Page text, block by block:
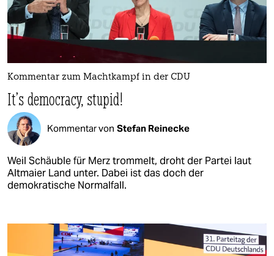
Kommentar zum Machtkampf in der CDU
It’s democracy, stupid!
Kommentar von Stefan Reinecke
Weil Schäuble für Merz trommelt, droht der Partei laut
Altmaier Land unter. Dabei ist das doch der
demokratische Normalfall.